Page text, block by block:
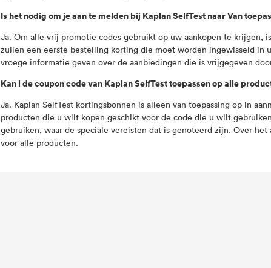
Is het nodig om je aan te melden bij Kaplan SelfTest naar Van
Ja. Om alle vrij promotie codes gebruikt op uw aankopen te krijgen,
zullen een eerste bestelling korting die moet worden ingewisseld in
vroege informatie geven over de aanbiedingen die is vrijgegeven
Kan l de coupon code van Kaplan SelfTest toepassen op alle
Ja. Kaplan SelfTest kortingsbonnen is alleen van toepassing op in
producten die u wilt kopen geschikt voor de code die u wilt
gebruiken, waar de speciale vereisten dat is genoteerd zijn. Over
voor alle producten.